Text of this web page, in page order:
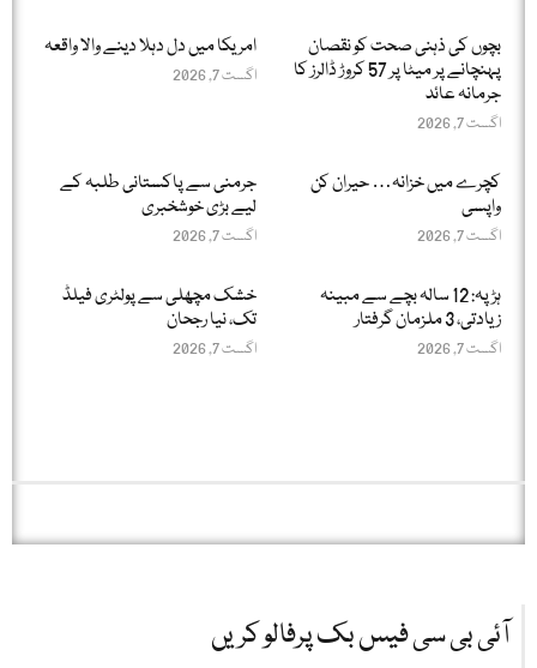
بچوں کی ذہنی صحت کو نقصان
پہنچانے پر میٹا پر 57 کروڑ ڈالرز کا
جرمانہ عائد
اگست 7, 2026
امریکا میں دل دہلا دینے والا واقعہ
اگست 7, 2026
کچرے میں خزانہ… حیران کن
واپسی
اگست 7, 2026
جرمنی سے پاکستانی طلبہ کے
لیے بڑی خوشخبری
اگست 7, 2026
ہڑپہ: 12 سالہ بچے سے مبینہ
زیادتی، 3 ملزمان گرفتار
اگست 7, 2026
خشک مچھلی سے پولٹری فیلڈ
تک، نیا رجحان
اگست 7, 2026
آئی بی سی فیس بک پرفالو کریں